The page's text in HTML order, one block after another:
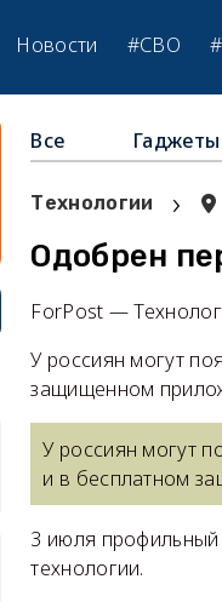
Новости #СВО
Все Гаджеты
Технологии ›
Одобрен
ForPost —
У россиян могут
защищенном
У россиян могут
и в бесплатном
3 июля
технологии.